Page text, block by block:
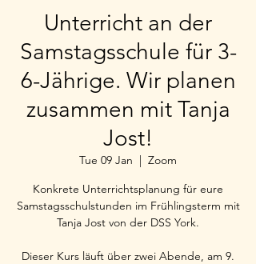
Unterricht an der
Samstagsschule für 3-
6-Jährige. Wir planen
zusammen mit Tanja
Jost!
Tue 09 Jan
  |
Zoom
Konkrete Unterrichtsplanung für eure
Samstagsschulstunden im Frühlingsterm mit
Tanja Jost von der DSS York.
Dieser Kurs läuft über zwei Abende, am 9.